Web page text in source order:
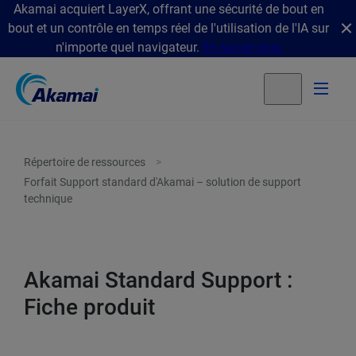
Akamai acquiert LayerX, offrant une sécurité de bout en
bout et un contrôle en temps réel de l'utilisation de l'IA sur
n'importe quel navigateur. En savoir plus
Répertoire de ressources
Forfait Support standard d'Akamai – solution de support
technique
Akamai Standard Support :
Fiche produit